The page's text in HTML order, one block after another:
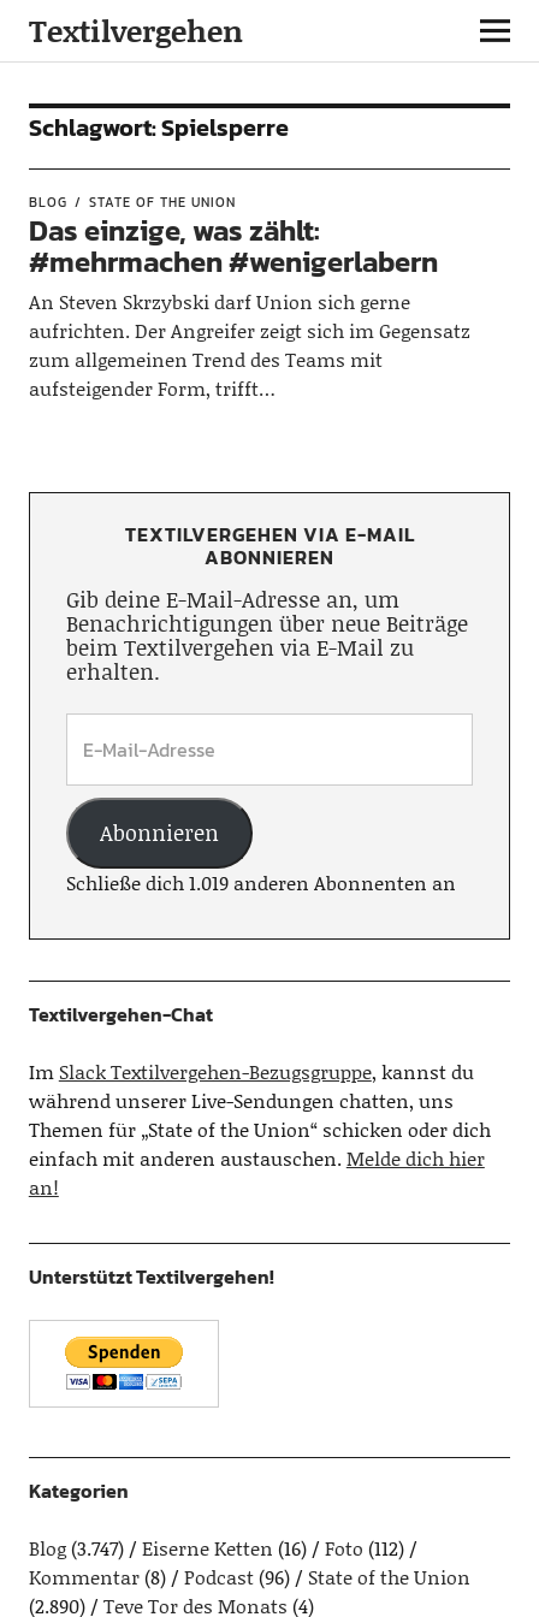
Textilvergehen
Schlagwort:Spielsperre
BLOG STATE OF THE UNION
Das einzige, was zählt:
#mehrmachen #wenigerlabern
An Steven Skrzybski darf Union sich gerne
aufrichten. Der Angreifer zeigt sich im Gegensatz
zum allgemeinen Trend des Teams mit
aufsteigender Form, trifft…
TEXTILVERGEHEN VIA E-MAIL
ABONNIEREN
Gib deine E-Mail-Adresse an, um
Benachrichtigungen über neue Beiträge
beim Textilvergehen via E-Mail zu
erhalten.
Abonnieren
Schließe dich 1.019 anderen Abonnenten an
Textilvergehen-Chat
Im Slack Textilvergehen-Bezugsgruppe, kannst du
während unserer Live-Sendungen chatten, uns
Themen für „State of the Union“ schicken oder dich
einfach mit anderen austauschen.Melde dich hier
an!
Unterstützt Textilvergehen!
Kategorien
Blog(3.747) Eiserne Ketten (16) Foto (112)
Kommentar(8) Podcast(96)
State of the Union
(2.890)
Teve Tor des Monats (4)